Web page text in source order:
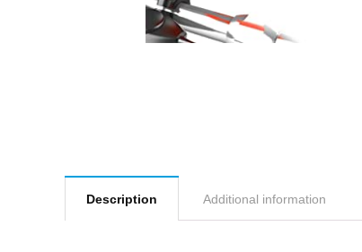
Description Additional information